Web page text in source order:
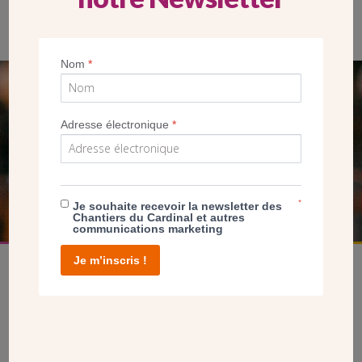
L’église Saint-Joseph-des-Epinettes est l’une des premières
SEUL VOTRE DON
NOUS PERMET D’AGIR
FAIRE UN DON
Nom*
Adresse électronique*
Je souhaite recevoir la newsletter des
Chantiers du Cardinal et autres
communications marketing
*
Je m’inscris !